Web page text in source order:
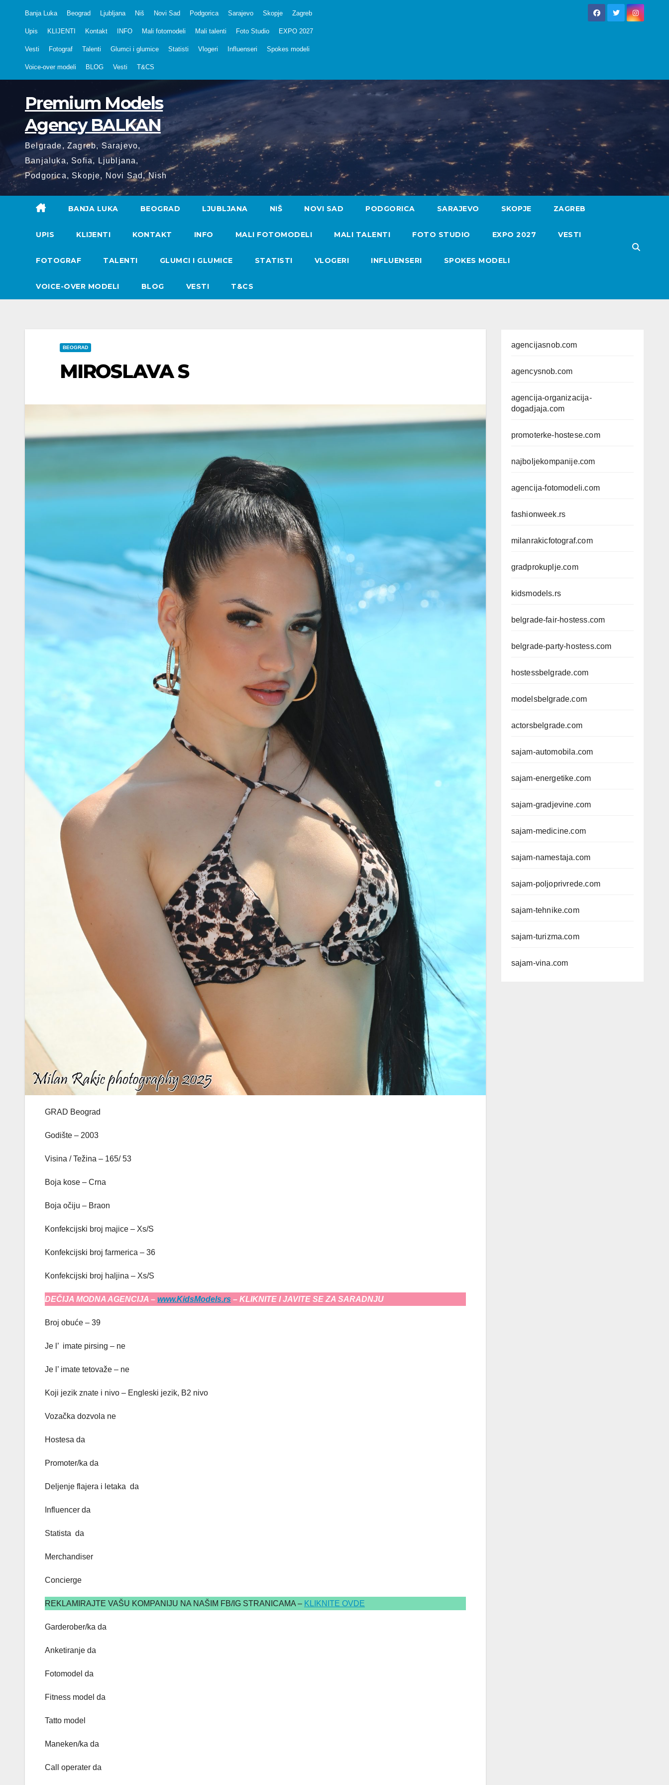
Banja Luka Beograd Ljubljana Niš Novi Sad Podgorica Sarajevo Skopje Zagreb
Upis KLIJENTI Kontakt INFO Mali fotomodeli Mali talenti Foto Studio EXPO 2027
Vesti Fotograf Talenti Glumci i glumice Statisti Vlogeri Influenseri Spokes modeli
Voice-over modeli BLOG Vesti T&CS
Premium Models
Agency BALKAN
Belgrade, Zagreb, Sarajevo,
Banjaluka, Sofia, Ljubljana,
Podgorica, Skopje, Novi Sad, Nish
BANJA LUKA BEOGRAD LJUBLJANA NIŠ NOVI SAD PODGORICA SARAJEVO SKOPJE ZAGREB
UPIS KLIJENTI KONTAKT INFO MALI FOTOMODELI MALI TALENTI FOTO STUDIO EXPO 2027 VESTI
FOTOGRAF TALENTI GLUMCI I GLUMICE STATISTI VLOGERI INFLUENSERI SPOKES MODELI
VOICE-OVER MODELI BLOG VESTI T&CS
BEOGRAD
MIROSLAVA S
GRAD Beograd
Godište – 2003
Visina / Težina – 165/ 53
Boja kose – Crna
Boja očiju – Braon
Konfekcijski broj majice – Xs/S
Konfekcijski broj farmerica – 36
Konfekcijski broj haljina – Xs/S
DEČIJA MODNA AGENCIJA – www.KidsModels.rs – KLIKNITE I JAVITE SE ZA SARADNJU
Broj obuće – 39
Je l’ imate pirsing – ne
Je l’ imate tetovaže – ne
Koji jezik znate i nivo – Engleski jezik, B2 nivo
Vozačka dozvola ne
Hostesa da
Promoter/ka da
Deljenje flajera i letaka da
Influencer da
Statista da
Merchandiser
Concierge
REKLAMIRAJTE VAŠU KOMPANIJU NA NAŠIM FB/IG STRANICAMA – KLIKNITE OVDE
Garderober/ka da
Anketiranje da
Fotomodel da
Fitness model da
Tatto model
Maneken/ka da
Call operater da
agencijasnob.com
agencysnob.com
agencija-organizacija-
dogadjaja.com
promoterke-hostese.com
najboljekompanije.com
agencija-fotomodeli.com
fashionweek.rs
milanrakicfotograf.com
gradprokuplje.com
kidsmodels.rs
belgrade-fair-hostess.com
belgrade-party-hostess.com
hostessbelgrade.com
modelsbelgrade.com
actorsbelgrade.com
sajam-automobila.com
sajam-energetike.com
sajam-gradjevine.com
sajam-medicine.com
sajam-namestaja.com
sajam-poljoprivrede.com
sajam-tehnike.com
sajam-turizma.com
sajam-vina.com